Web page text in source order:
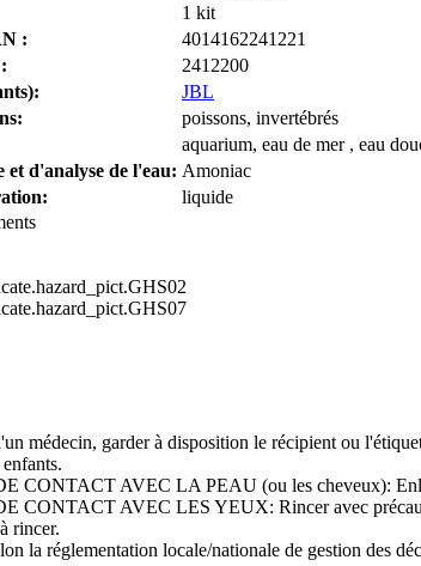
1 kit
:
4014162241221
2412200
JBL
poissons, invertébrés
aquarium, eau de mer , eau
d'analyse de l'eau: Amoniac
liquide
médecin, garder à disposition le récipient ou
CONTACT AVEC LA PEAU (ou les cheveux):
CONTACT AVEC LES YEUX: Rincer avec
rincer.
la réglementation locale/nationale de gestion des